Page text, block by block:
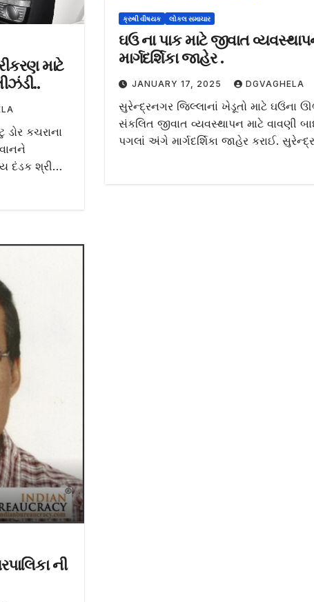
માટે
ડોર કચરાના
દંડક શ્રી…
ક્રુષી વીષયક લોકલ સમાચાર
ઘઉ ના પાક માટે જીવાત
માર્ગદર્શિકા જાહેર .
JANUARY 17, 2025 DGVAGHELA
સુરેન્દ્રનગર જિલ્લાનાં ખેડૂતો માટે ઘઉંના
સંકલિત જીવાત વ્યવસ્થાપન માટે વાવણી
પગલાં અંગે માર્ગદર્શિકા જાહેર કરાઈ.
ની